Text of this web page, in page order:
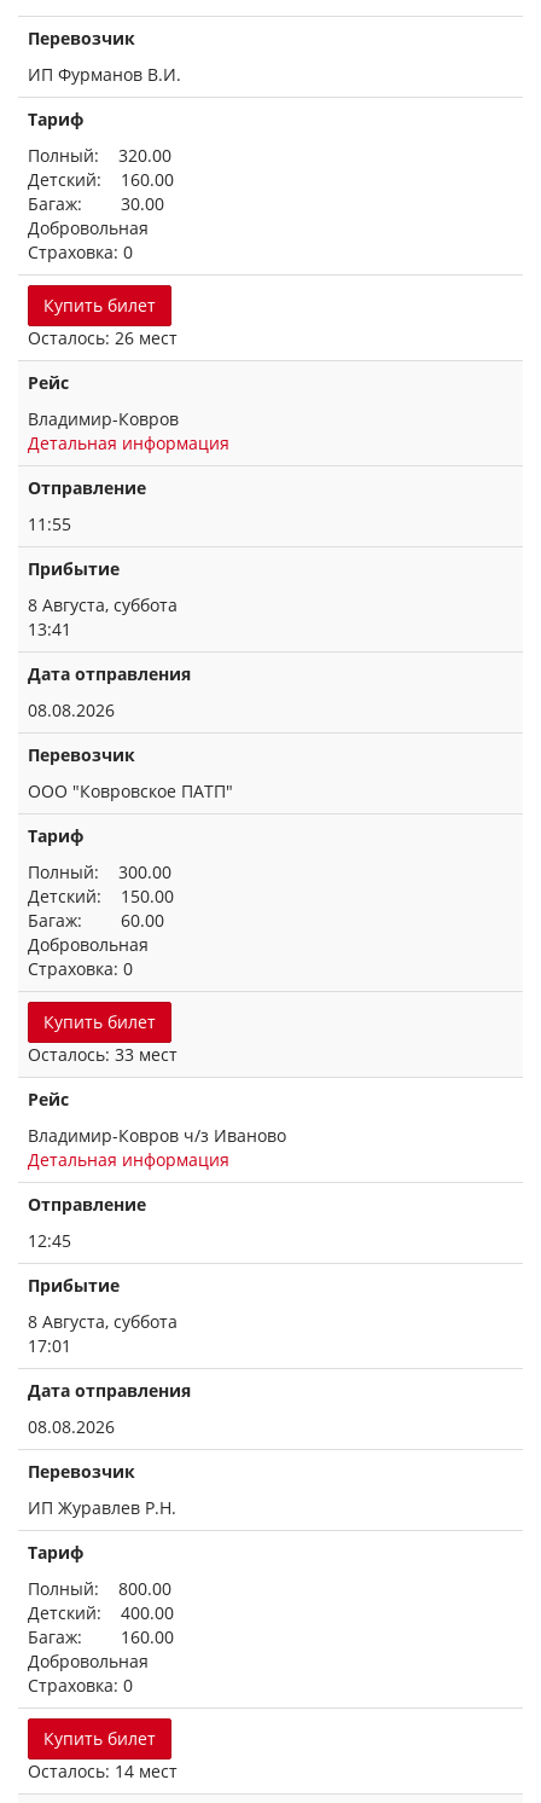
Перевозчик
ИП Фурманов В.И.
Тариф
Полный: 320.00
Детский: 160.00
Багаж: 30.00
Добровольная
Страховка: 0
Купить билет
Осталось: 26 мест
Рейс
Владимир-Ковров
Детальная информация
Отправление
11:55
Прибытие
8 Августа, суббота
13:41
Дата отправления
08.08.2026
Перевозчик
ООО "Ковровское ПАТП"
Тариф
Полный: 300.00
Детский: 150.00
Багаж: 60.00
Добровольная
Страховка: 0
Купить билет
Осталось: 33 мест
Рейс
Владимир-Ковров ч/з Иваново
Детальная информация
Отправление
12:45
Прибытие
8 Августа, суббота
17:01
Дата отправления
08.08.2026
Перевозчик
ИП Журавлев Р.Н.
Тариф
Полный: 800.00
Детский: 400.00
Багаж: 160.00
Добровольная
Страховка: 0
Купить билет
Осталось: 14 мест